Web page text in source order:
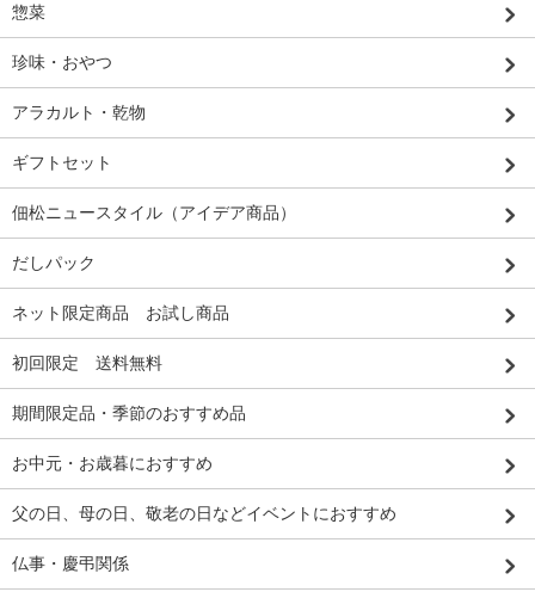
惣菜
珍味・おやつ
アラカルト・乾物
ギフトセット
佃松ニュースタイル（アイデア商品）
だしパック
ネット限定商品 お試し商品
初回限定 送料無料
期間限定品・季節のおすすめ品
お中元・お歳暮におすすめ
父の日、母の日、敬老の日などイベントにおすすめ
仏事・慶弔関係